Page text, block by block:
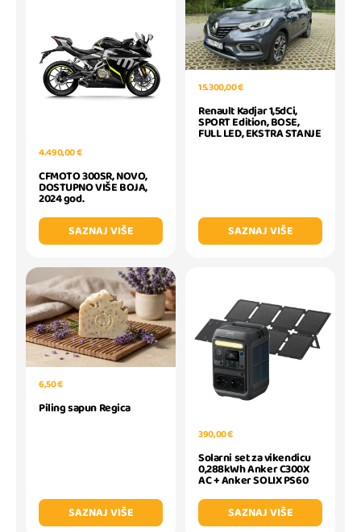
4.490,00 €
CFMOTO 300SR, NOVO,
DOSTUPNO VIŠE BOJA,
2024 god.
SAZNAJ VIŠE
15.300,00 €
Renault Kadjar 1,5dCi,
SPORT Edition, BOSE,
FULL LED, EKSTRA STANJE
SAZNAJ VIŠE
6,50 €
Piling sapun Regica
SAZNAJ VIŠE
390,00 €
Solarni set za vikendicu
0,288kWh Anker C300X
AC + Anker SOLIX PS60
SAZNAJ VIŠE